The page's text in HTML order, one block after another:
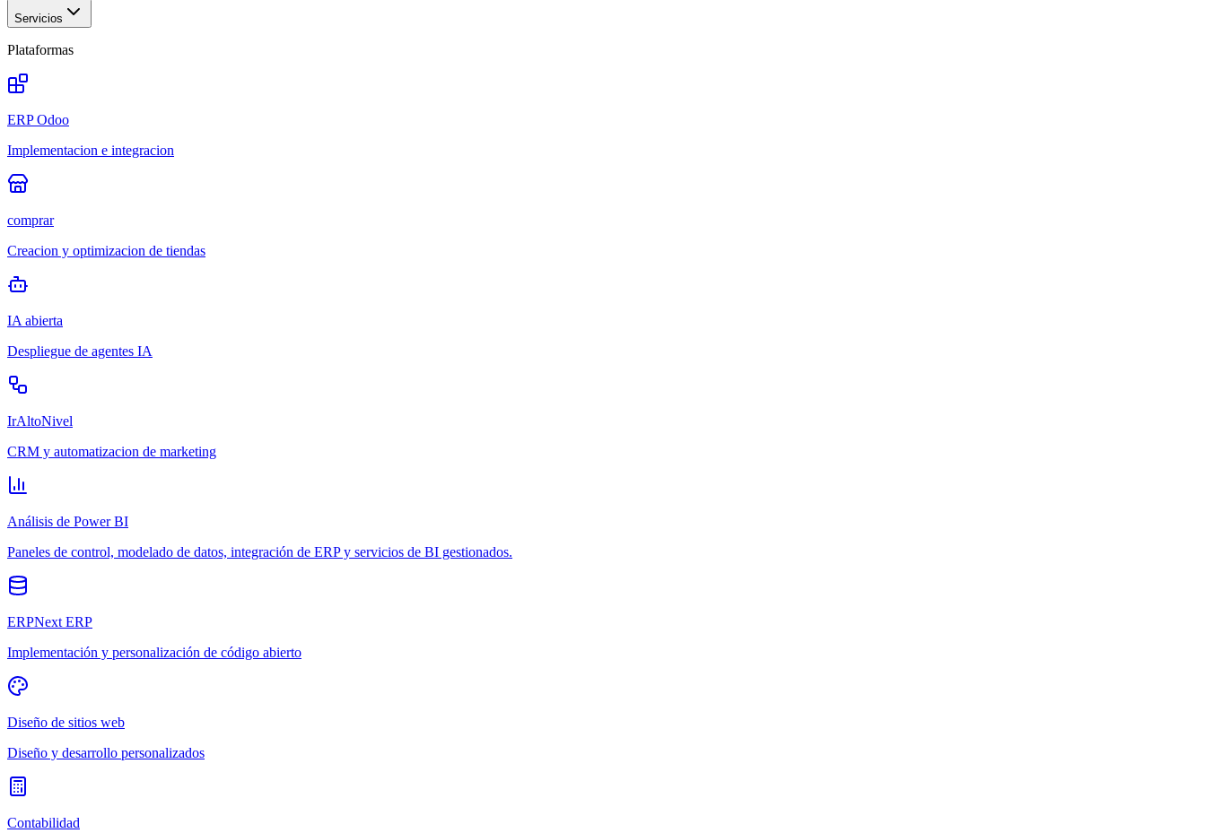
Servicios
Plataformas
ERP Odoo
Implementacion e integracion
comprar
Creacion y optimizacion de tiendas
IA abierta
Despliegue de agentes IA
IrAltoNivel
CRM y automatizacion de marketing
Análisis de Power BI
Paneles de control, modelado de datos, integración de ERP y servicios de BI gestionados.
ERPNext ERP
Implementación y personalización de código abierto
Diseño de sitios web
Diseño y desarrollo personalizados
Contabilidad